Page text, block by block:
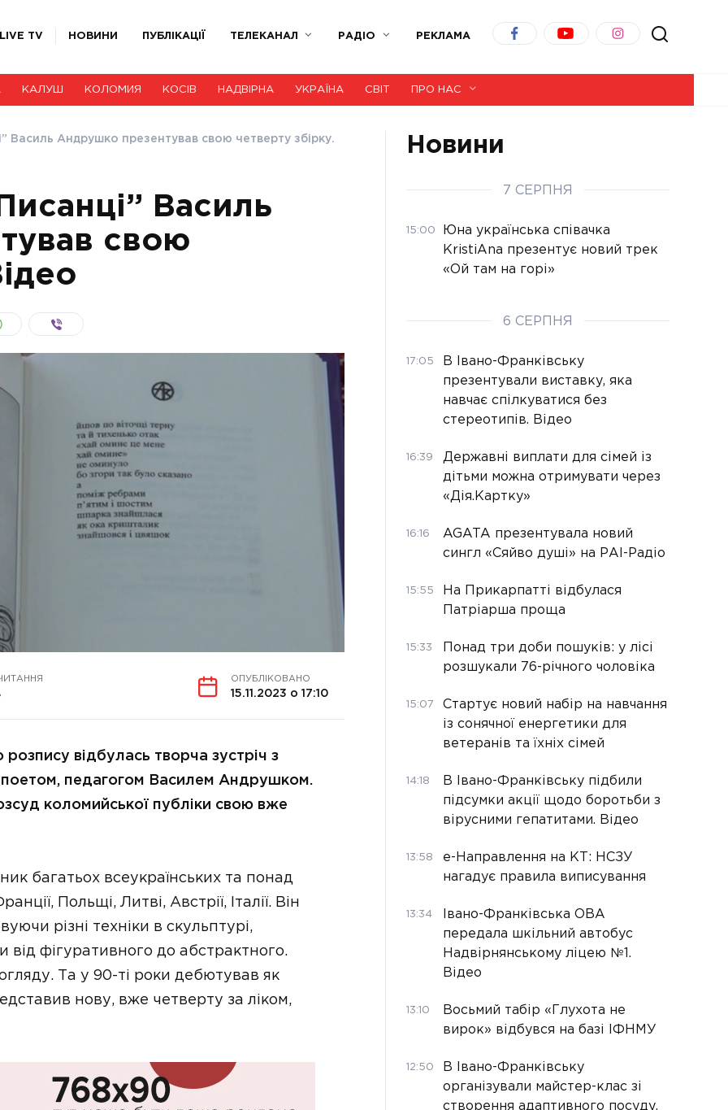
TV НОВИНИ ПУБЛІКАЦІЇ ТЕЛЕКАНАЛ РАДІО РЕКЛАМА
КАЛУШ КОЛОМИЯ КОСІВ НАДВІРНА УКРАЇНА СВІТ ПРО НАС
Василь Андрушко презентував свою четверту збірку.
Василь
свою
ОПУБЛІКОВАНО
15.11.2023 о 17:10
відбулась творча зустріч з
педагогом Василем Андрушком.
коломийської публіки свою вже
багатьох всеукраїнських та понад
Польщі, Литві, Австрії, Італії. Він
різні техніки в скульптурі,
від фігуративного до абстрактного.
Та у 90-ті роки дебютував як
нову, вже четверту за ліком,
Новини
7 СЕРПНЯ
15:00
Юна українська співачка
KristiAna презентує новий трек
«Ой там на горі»
6 СЕРПНЯ
17:05
В Івано-Франківську
презентували виставку, яка
навчає спілкуватися без
стереотипів. Відео
16:39
Державні виплати для сімей із
дітьми можна отримувати через
«Дія.Картку»
16:16
AGATA презентувала новий
сингл «Сяйво душі» на РАІ-Радіо
15:55
На Прикарпатті відбулася
Патріарша проща
15:33
Понад три доби пошуків: у лісі
розшукали 76-річного чоловіка
15:07
Стартує новий набір на навчання
із сонячної енергетики для
ветеранів та їхніх сімей
14:18
В Івано-Франківську підбили
підсумки акції щодо боротьби з
вірусними гепатитами. Відео
13:58
е-Направлення на КТ: НСЗУ
нагадує правила виписування
13:34
Івано-Франківська ОВА
передала шкільний автобус
Надвірнянському ліцею №1.
Відео
13:10
Восьмий табір «Глухота не
вирок» відбувся на базі ІФНМУ
12:50
В Івано-Франківську
організували майстер-клас зі
створення адаптивного посуду.